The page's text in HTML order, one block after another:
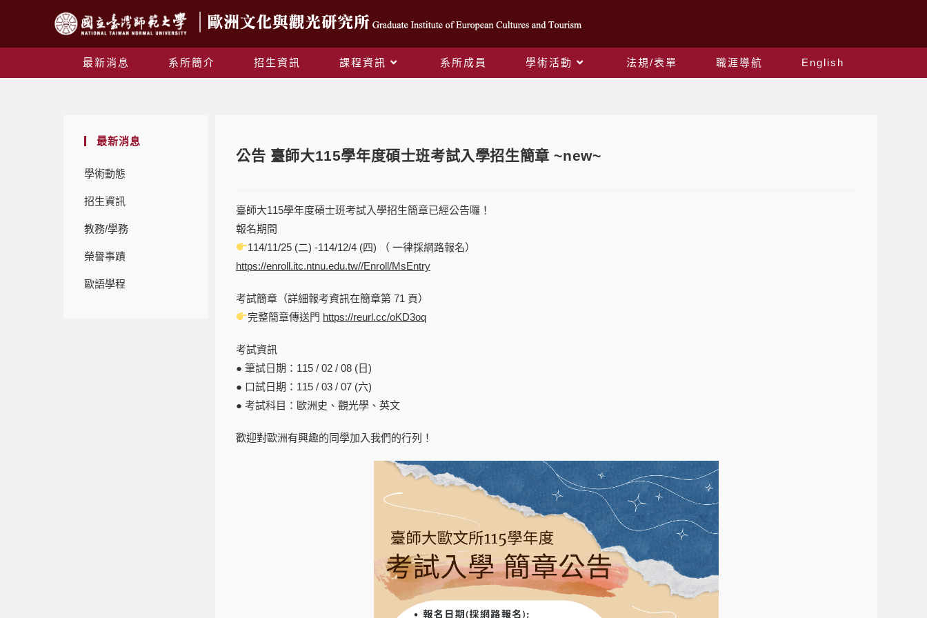
最新消息 系所簡介 招生資訊 課程資訊 系所成員 學術活動 法規/表單 職涯導航
English
最新消息
學術動態
招生資訊
教務/學務
榮譽事蹟
歐語學程
公告 臺師大115學年度碩士班考試入學招生簡章 ~new~
臺師大115學年度碩士班考試入學招生簡章已經公告囉！
報名期間
114/11/25 (二) -114/12/4 (四) （ 一律採網路報名）
https://enroll.itc.ntnu.edu.tw//Enroll/MsEntry
考試簡章（詳細報考資訊在簡章第 71 頁）
完整簡章傳送門 https://reurl.cc/oKD3oq
考試資訊
● 筆試日期：115 / 02 / 08 (日)
● 口試日期：115 / 03 / 07 (六)
● 考試科目：歐洲史、觀光學、英文
歡迎對歐洲有興趣的同學加入我們的行列！